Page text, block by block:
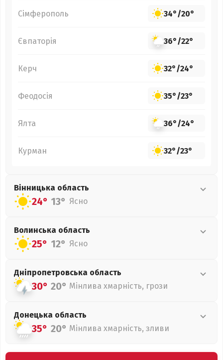
Сімферополь 34°/20°
Євпаторія 36°/22°
Керч 32°/24°
Феодосія 35°/23°
Ялта 36°/24°
Курман 32°/23°
Вінницька область
24° 13° Ясно
Волинська область
25° 12° Ясно
Дніпропетровська область
30° 20° Мінлива хмарність, грози
Донецька область
35° 20° Мінлива хмарність, зливи